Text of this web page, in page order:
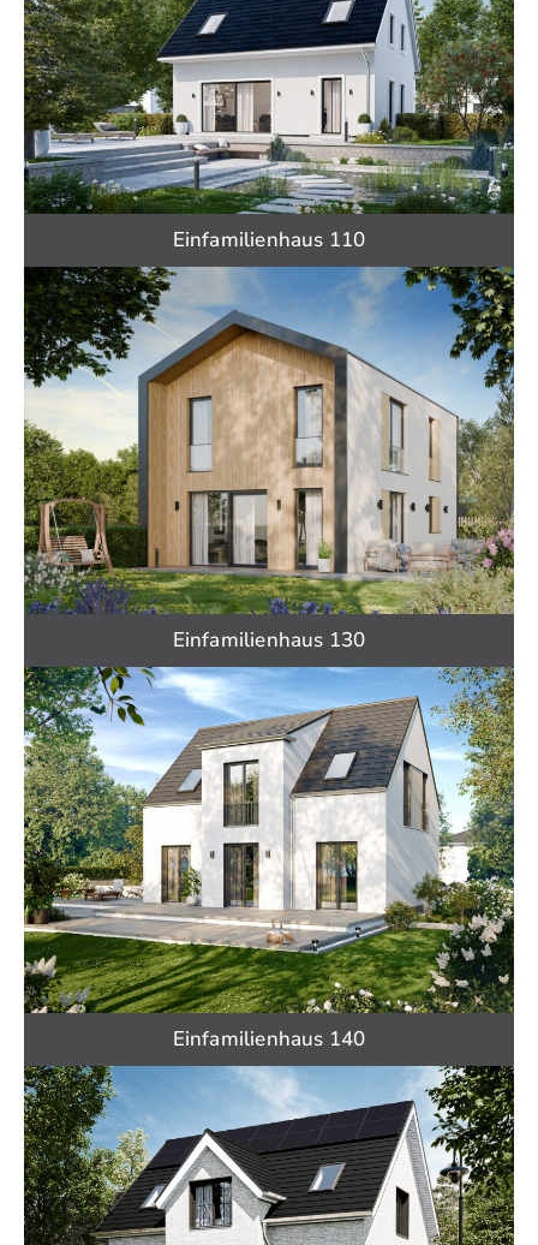
Einfamilienhaus 110
Einfamilienhaus 130
Einfamilienhaus 140